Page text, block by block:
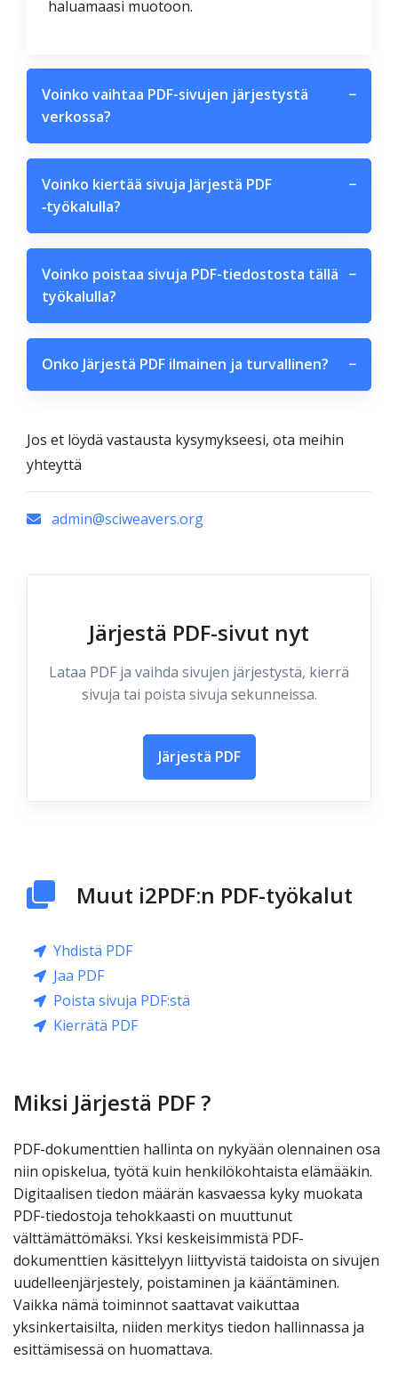
haluamaasi muotoon.
Voinko vaihtaa PDF-sivujen järjestystä
verkossa?
−
Voinko kiertää sivuja Järjestä PDF
‑työkalulla?
−
Voinko poistaa sivuja PDF-tiedostosta tällä
työkalulla?
−
Onko Järjestä PDF ilmainen ja turvallinen? −
Jos et löydä vastausta kysymykseesi, ota meihin
yhteyttä
admin@sciweavers.org
Järjestä PDF-sivut nyt
Lataa PDF ja vaihda sivujen järjestystä, kierrä
sivuja tai poista sivuja sekunneissa.
Järjestä PDF
Muut i2PDF:n PDF-työkalut
Yhdistä PDF
Jaa PDF
Poista sivuja PDF:stä
Kierrätä PDF
Miksi Järjestä PDF ?
PDF-dokumenttien hallinta on nykyään olennainen osa
niin opiskelua, työtä kuin henkilökohtaista elämääkin.
Digitaalisen tiedon määrän kasvaessa kyky muokata
PDF-tiedostoja tehokkaasti on muuttunut
välttämättömäksi. Yksi keskeisimmistä PDF-
dokumenttien käsittelyyn liittyvistä taidoista on sivujen
uudelleenjärjestely, poistaminen ja kääntäminen.
Vaikka nämä toiminnot saattavat vaikuttaa
yksinkertaisilta, niiden merkitys tiedon hallinnassa ja
esittämisessä on huomattava.